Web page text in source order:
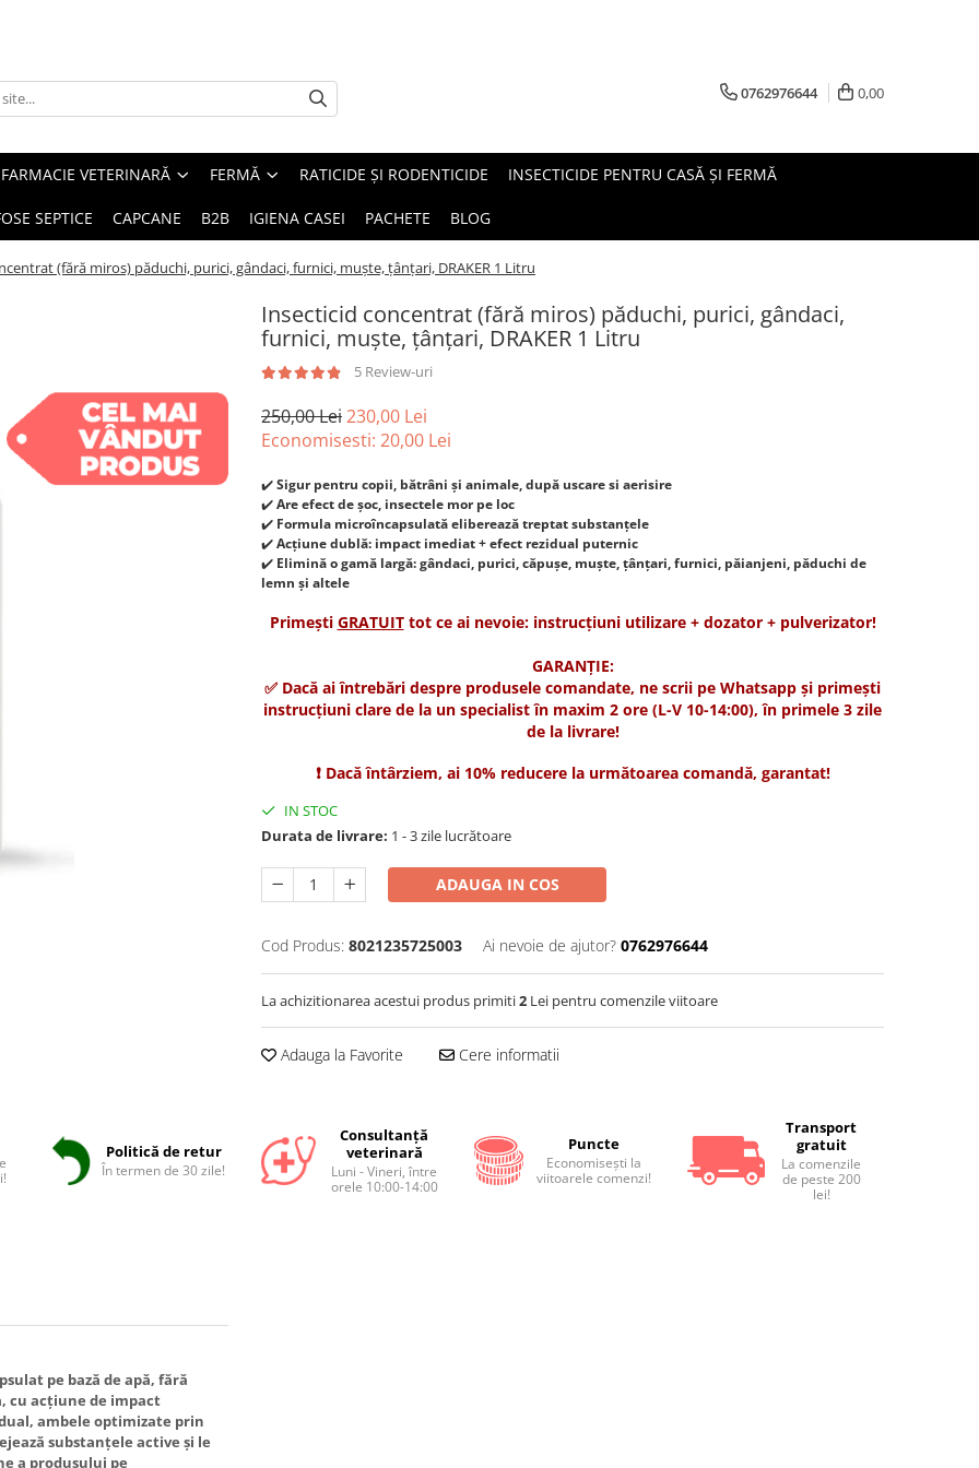
0762976644 0,00
FARMACIE VETERINARĂ FERMĂ RATICIDE ȘI RODENTICIDE INSECTICIDE PENTRU CASĂ ȘI FERMĂ
SEPTICE CAPCANE B2B IGIENA CASEI PACHETE BLOG
(fără miros) păduchi, purici, gândaci, furnici, muște, țânțari, DRAKER 1 Litru
Insecticid concentrat (fără miros) păduchi, purici, gândaci,
furnici, muște, țânțari, DRAKER 1 Litru
5 Review-uri
250,00 Lei230,00 Lei
Economisesti: 20,00 Lei
✔️Sigur pentru copii, bătrâni și animale, după uscare si aerisire
✔️Are efect de șoc, insectele mor pe loc
✔️ Formula microîncapsulată eliberează treptat substanțele
✔️Acțiune dublă: impact imediat + efect rezidual puternic
✔️ Elimină o gamă largă: gândaci, purici, căpușe, muște, țânțari, furnici, păianjeni, păduchi de
lemn și altele
Primești GRATUITtot ce ai nevoie: instrucțiuni utilizare + dozator + pulverizator!
GARANȚIE:
✅ Dacă ai întrebări despre produsele comandate, ne scrii pe Whatsapp și primești
instrucțiuni clare de la un specialist în maxim 2 ore (L-V 10-14:00), în primele 3 zile
de la livrare!
❗ Dacă întârziem, ai 10% reducere la următoarea comandă, garantat!
IN STOC
Durata de livrare: 1 - 3 zile lucrătoare
ADAUGA IN COS
Cod Produs: 8021235725003 Ai nevoie de ajutor? 0762976644
La achizitionarea acestui produs primiti2 Lei pentru comenzile viitoare
Adauga la Favorite Cere informatii
Politică de retur
În termen de 30 zile!
Consultanță
veterinară
Luni - Vineri, între
orele 10:00-14:00
Puncte
Economiseşti la
viitoarele comenzi!
Transport
gratuit
La comenzile
de peste 200
lei!
pe bază de apă, fără
cu acțiune de impact
ambele optimizate prin
substanțele active și le
a produsului pe